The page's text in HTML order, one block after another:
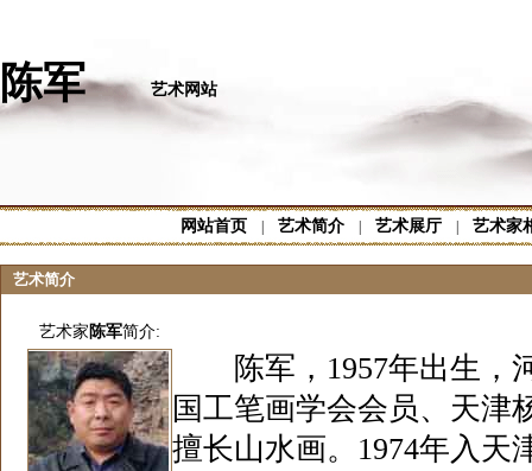
陈军 艺术网站
网站首页 艺术简介 艺术展厅 艺术家
艺术简介
艺术家 陈军简介:
陈军，1957年出生，
国工笔画学会会员、天津
擅长山水画。1974年入天